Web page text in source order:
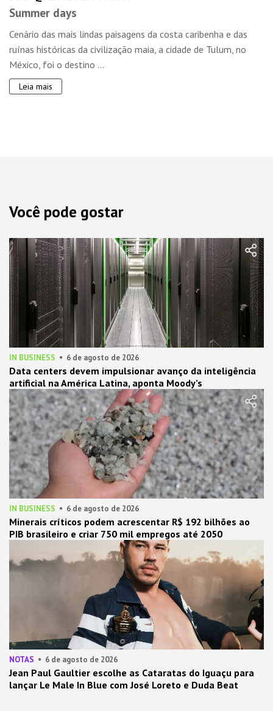
Summer days
Cenário das mais lindas paisagens da costa caribenha e das
ruínas históricas da civilização maia, a cidade de Tulum, no
México, foi o destino ...
Leia mais
Você pode gostar
IN BUSINESS 6 de agosto de 2026
Data centers devem impulsionar avanço da inteligência
artificial na América Latina, aponta Moody’s
IN BUSINESS 6 de agosto de 2026
Minerais críticos podem acrescentar R$ 192 bilhões ao
PIB brasileiro e criar 750 mil empregos até 2050
NOTAS 6 de agosto de 2026
Jean Paul Gaultier escolhe as Cataratas do Iguaçu para
lançar Le Male In Blue com José Loreto e Duda Beat